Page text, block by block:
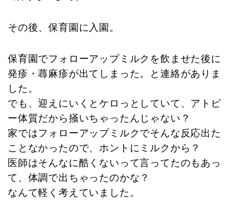
その後、保育園に入園。
保育園でフォローアップミルクを飲ませた後に
発疹・蕁麻疹が出てしまった。と連絡がありま
した。
でも、迎えにいくとケロっとしていて、アトピ
ー体質だから掻いちゃったんじゃない？
家ではフォローアップミルクでそんな反応出た
ことなかったので、ホントにミルクから？
医師はそんなに酷くないって言ってたのもあっ
て、体調で出ちゃったのかな？
なんて軽く考えていました。